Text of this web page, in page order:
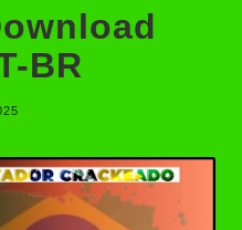
Crackeado
Win | Ativador
UnInstaller Download
2008 Download
32/64 Bits Português
BR